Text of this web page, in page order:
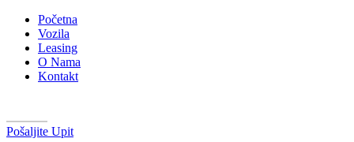
Početna
Vozila
Leasing
O Nama
Kontakt
Pošaljite Upit